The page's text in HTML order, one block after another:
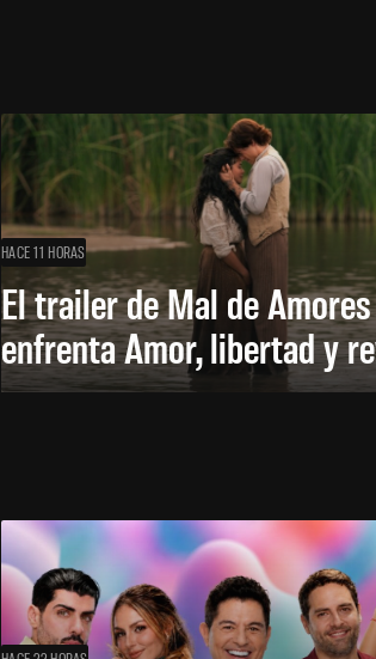
HACE 11 HORAS
El trailer de Mal de Amores
enfrenta Amor, libertad y